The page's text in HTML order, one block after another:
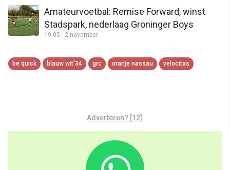
Amateurvoetbal: Remise Forward, winst
Stadspark, nederlaag Groninger Boys
19:05 - 2 november
be quick blauw wit'34 grc oranje nassau velocitas
Adverteren? [12]